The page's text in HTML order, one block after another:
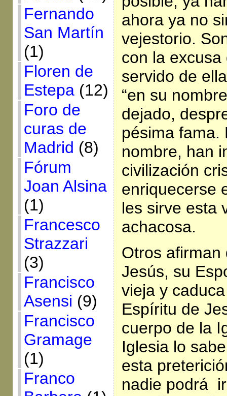
Fernando
San Martín
(1)
Floren de
Estepa(12)
Foro de
curas de
Madrid (8)
Fórum
Joan Alsina
(1)
Francesco
Strazzari
(3)
Francisco
Asensi (9)
Francisco
Gramage
(1)
Franco
ahora ya no
vejestorio.
con la
servido de
“en su
dejado,
pésima fama.
nombre, han
civilización
enriquecerse
les sirve esta
achacosa.
Otros afirman
Jesús, su
vieja y
Espíritu de
cuerpo de la
Iglesia lo
esta
nadie podrá